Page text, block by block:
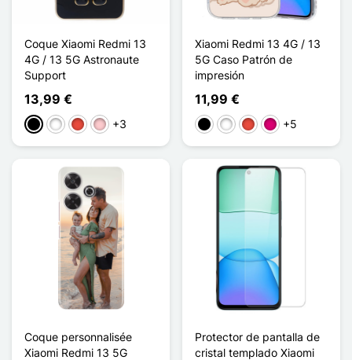
Coque Xiaomi Redmi 13
4G / 13 5G Astronaute
Support
13,99 €
NegroBlancoRojoRosa+3
Xiaomi Redmi 13 4G / 13
5G Caso Patrón de
impresión
11,99 €
NegroBlancoRojoMagenta
+5
Coque personnalisée
Xiaomi Redmi 13 5G
Protector de pantalla de
cristal templado Xiaomi